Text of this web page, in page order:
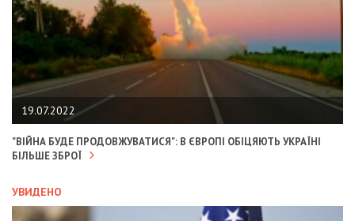
19.07.2022
"ВІЙНА БУДЕ ПРОДОВЖУВАТИСЯ": В ЄВРОПІ ОБІЦЯЮТЬ УКРАЇНІ
БІЛЬШЕ ЗБРОЇ
УВИДЕНО